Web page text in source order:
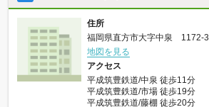
住所
福岡県直方市大字中泉 1172-3
地図を見る
アクセス
平成筑豊鉄道/中泉 徒歩11分
平成筑豊鉄道/市場 徒歩19分
平成筑豊鉄道/藤棚 徒歩20分